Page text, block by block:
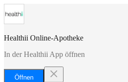
Healthii Online-Apotheke
In der Healthii App öffnen
Öffnen